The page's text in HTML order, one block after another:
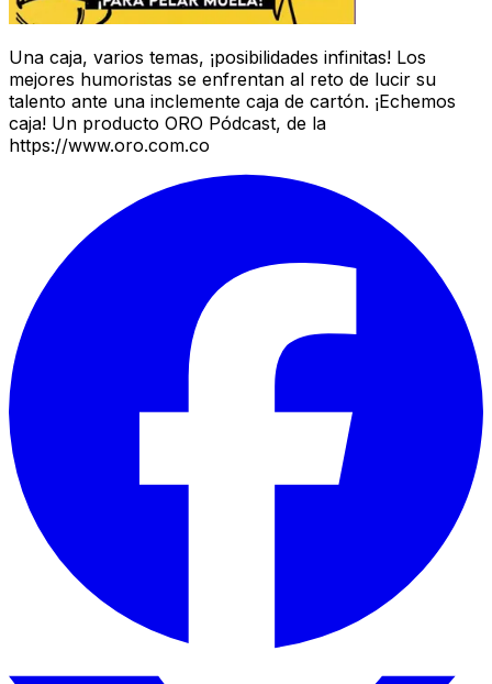
Una caja, varios temas, ¡posibilidades infinitas! Los
mejores humoristas se enfrentan al reto de lucir su
talento ante una inclemente caja de cartón. ¡Echemos
caja! Un producto ORO Pódcast, de la
https://www.oro.com.co